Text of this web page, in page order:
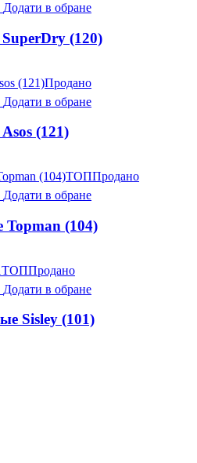
Додати в обране
(120)
Продано
Додати в обране
(121)
ТОППродано
Додати в обране
(104)
ТОППродано
Додати в обране
Sisley (101)